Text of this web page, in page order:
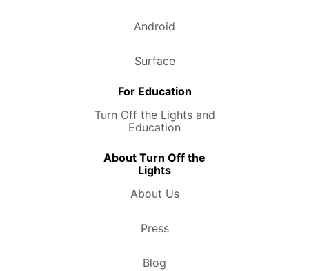
Android
Surface
For Education
Turn Off the Lights and
Education
About Turn Off the
Lights
About Us
Press
Blog